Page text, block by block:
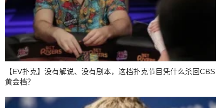
【EV扑克】没有解说、没有剧本，这档扑克节目凭什么杀回CBS
黄金档？